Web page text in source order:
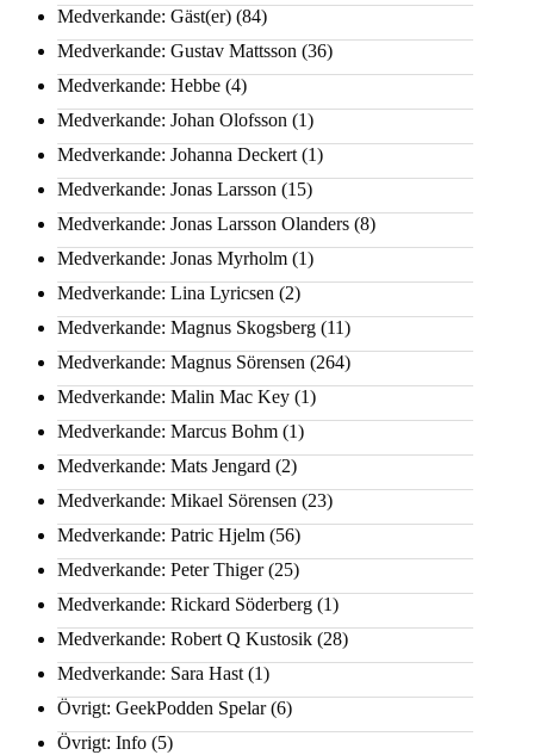
Medverkande: Gäst(er) (84)
Medverkande: Gustav Mattsson (36)
Medverkande: Hebbe (4)
Medverkande: Johan Olofsson (1)
Medverkande: Johanna Deckert (1)
Medverkande: Jonas Larsson (15)
Medverkande: Jonas Larsson Olanders (8)
Medverkande: Jonas Myrholm (1)
Medverkande: Lina Lyricsen (2)
Medverkande: Magnus Skogsberg (11)
Medverkande: Magnus Sörensen (264)
Medverkande: Malin Mac Key (1)
Medverkande: Marcus Bohm (1)
Medverkande: Mats Jengard (2)
Medverkande: Mikael Sörensen (23)
Medverkande: Patric Hjelm (56)
Medverkande: Peter Thiger(25)
Medverkande: Rickard Söderberg (1)
Medverkande: Robert Q Kustosik (28)
Medverkande: Sara Hast (1)
Övrigt: GeekPodden Spelar(6)
Övrigt: Info (5)